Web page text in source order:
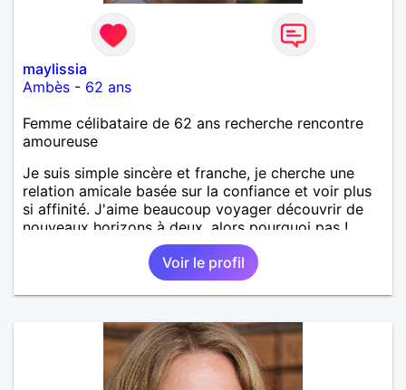
maylissia
Ambès - 62 ans
Femme célibataire de 62 ans recherche rencontre
amoureuse
Je suis simple sincère et franche, je cherche une
relation amicale basée sur la confiance et voir plus
si affinité. J'aime beaucoup voyager découvrir de
nouveaux horizons à deux, alors pourquoi pas !
Voir le profil